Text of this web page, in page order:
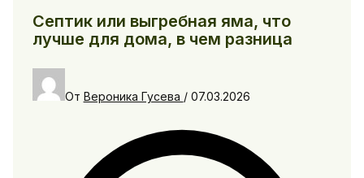
Септик или выгребная яма, что
лучше для дома, в чем разница
От Вероника Гусева / 07.03.2026